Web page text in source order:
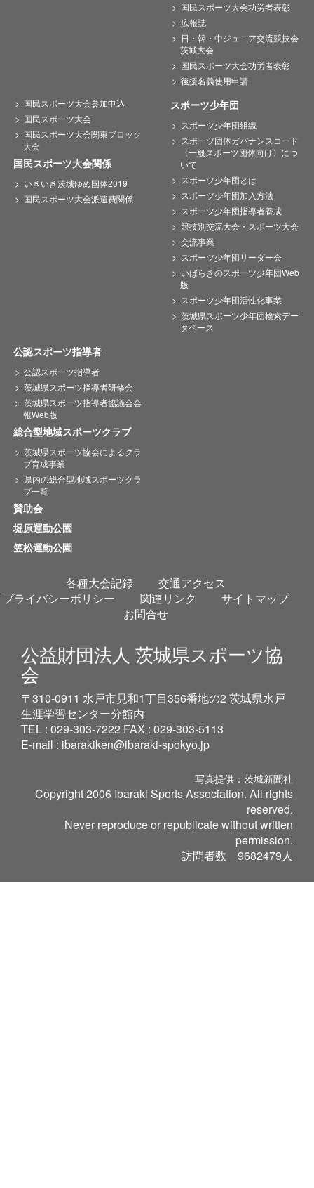
国民スポーツ大会功労者表彰
広報誌
日・韓・中ジュニア交流競技会
茨城大会
国民スポーツ大会功労者表彰
後援名義使用申請
国民スポーツ大会参加申込
国民スポーツ大会
国民スポーツ大会関東ブロック
大会
国民スポーツ大会関係
いきいき茨城ゆめ国体2019
国民スポーツ大会派遣費関係
スポーツ少年団
スポーツ少年団組織
スポーツ団体ガバナンスコード
〈一般スポーツ団体向け〉につ
いて
スポーツ少年団とは
スポーツ少年団加入方法
スポーツ少年団指導者養成
競技別交流大会・スポーツ大会
交流事業
スポーツ少年団リーダー会
いばらきのスポーツ少年団Web
版
スポーツ少年団活性化事業
茨城県スポーツ少年団検索デー
タベース
公認スポーツ指導者
公認スポーツ指導者
茨城県スポーツ指導者研修会
茨城県スポーツ指導者協議会会
報Web版
総合型地域スポーツクラブ
茨城県スポーツ協会によるクラ
ブ育成事業
県内の総合型地域スポーツクラ
ブ一覧
賛助会
堀原運動公園
笠松運動公園
各種大会記録
交通アクセス
プライバシーポリシー
関連リンク
サイトマップ
お問合せ
公益財団法人 茨城県スポーツ協
会
〒310-0911 水戸市見和1丁目356番地の2 茨城県水戸
生涯学習センター分館内
TEL : 029-303-7222 FAX : 029-303-5113
E-mail : ibarakiken@ibaraki-spokyo.jp
写真提供：茨城新聞社
Copyright 2006 Ibaraki Sports Association. All rights
reserved.
Never reproduce or republicate without written
permission.
訪問者数 9682479人